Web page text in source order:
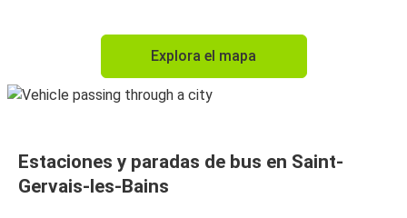
Explora el mapa
Estaciones y paradas de bus en Saint-
Gervais-les-Bains